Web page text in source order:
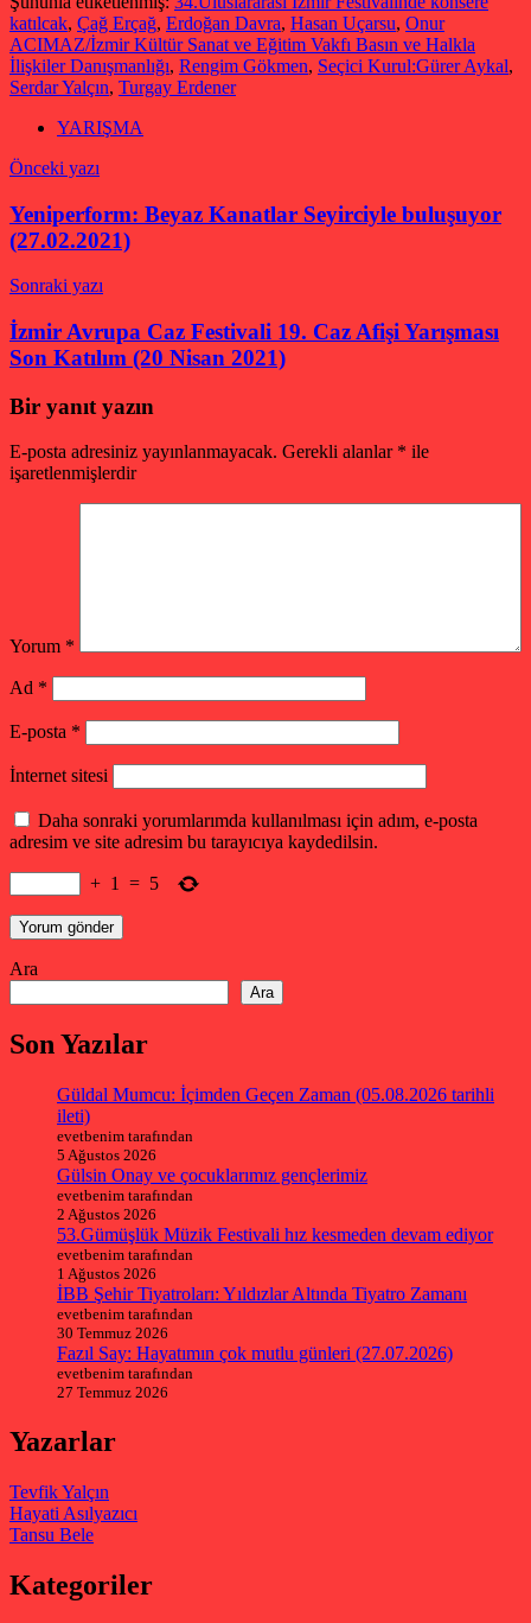
katılcak, Çağ Erçağ, Erdoğan Davra, Hasan Uçarsu, Onur
ACIMAZ/İzmir Kültür Sanat ve Eğitim Vakfı Basın ve Halkla
İlişkiler Danışmanlığı, Rengim Gökmen, Seçici Kurul:Gürer Aykal,
Serdar Yalçın, Turgay Erdener
YARIŞMA
Yazı
gezinmesi
Önceki yazı
Yeniperform: Beyaz Kanatlar Seyirciyle buluşuyor
(27.02.2021)
Sonraki yazı
İzmir Avrupa Caz Festivali 19. Caz Afişi Yarışması
Son Katılım (20 Nisan 2021)
Bir yanıt yazın
E-posta adresiniz yayınlanmayacak. Gerekli alanlar * ile
işaretlenmişlerdir
Yorum *
Ad *
E-posta *
İnternet sitesi
Daha sonraki yorumlarımda kullanılması için adım, e-posta
adresim ve site adresim bu tarayıcıya kaydedilsin.
+ 1 = 5
Ara
Ara
Son Yazılar
Güldal Mumcu: İçimden Geçen Zaman (05.08.2026 tarihli
ileti)
evetbenim tarafından
5 Ağustos 2026
Gülsin Onay ve çocuklarımız gençlerimiz
evetbenim tarafından
2 Ağustos 2026
53.Gümüşlük Müzik Festivali hız kesmeden devam ediyor
evetbenim tarafından
1 Ağustos 2026
İBB Şehir Tiyatroları: Yıldızlar Altında Tiyatro Zamanı
evetbenim tarafından
30 Temmuz 2026
Fazıl Say: Hayatımın çok mutlu günleri (27.07.2026)
evetbenim tarafından
27 Temmuz 2026
Yazarlar
Tevfik Yalçın
Hayati Asılyazıcı
Tansu Bele
Kategoriler